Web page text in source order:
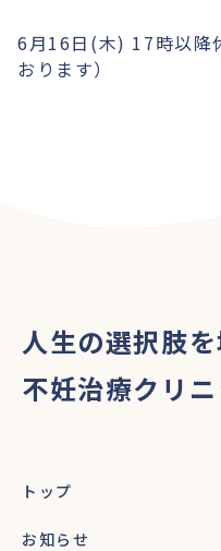
6月16日(木) 17時以降
おります）
人生の選択肢
不妊治療クリ
トップ
お知らせ